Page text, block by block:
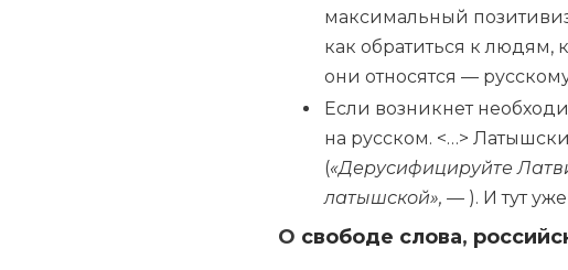
максимальный
как обратиться к людям,
они относятся —
Если возникнет
на русском. <…>
(«Дерусифицируйте
латышской», — ). И тут
О свободе слова,